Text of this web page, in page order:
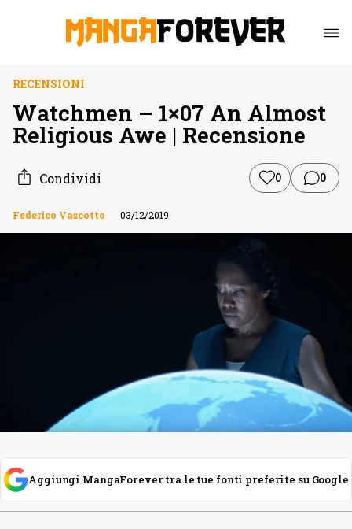
RECENSIONI
Watchmen – 1×07 An Almost
Religious Awe | Recensione
Condividi 0 0
Federico Vascotto 03/12/2019
Aggiungi MangaForever tra le tue fonti preferite su Google